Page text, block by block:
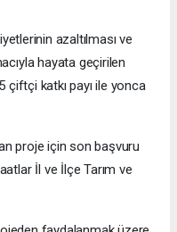
azaltılması ve
hayata geçirilen
çiftçi katkı payı ile yonca
proje için son başvuru
İl ve İlçe Tarım ve